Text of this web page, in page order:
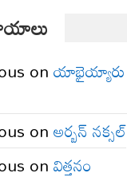
onయాభైయ్యారు
onఅర్బన్ నక్సల్
onవిత్తనం